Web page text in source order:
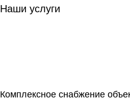
Наши услуги
Комплексное снабжение